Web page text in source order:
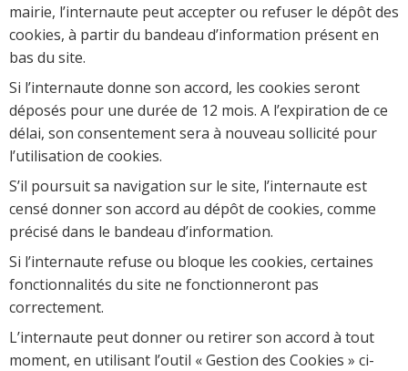
mairie, l’internaute peut accepter ou refuser le dépôt des
cookies, à partir du bandeau d’information présent en
bas du site.
Si l’internaute donne son accord, les cookies seront
déposés pour une durée de 12 mois. A l’expiration de ce
délai, son consentement sera à nouveau sollicité pour
l’utilisation de cookies.
S’il poursuit sa navigation sur le site, l’internaute est
censé donner son accord au dépôt de cookies, comme
précisé dans le bandeau d’information.
Si l’internaute refuse ou bloque les cookies, certaines
fonctionnalités du site ne fonctionneront pas
correctement.
L’internaute peut donner ou retirer son accord à tout
moment, en utilisant l’outil « Gestion des Cookies » ci-